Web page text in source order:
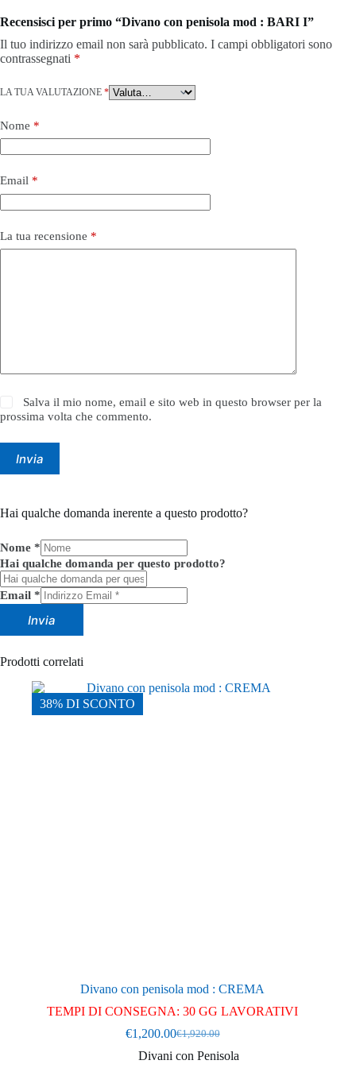
Recensisci per primo “Divano con penisola mod : BARI I”
Il tuo indirizzo email non sarà pubblicato. I campi obbligatori sono
contrassegnati *
LA TUA VALUTAZIONE *
Nome *
Email *
La tua recensione *
Salva il mio nome, email e sito web in questo browser per la
prossima volta che commento.
Invia
Hai qualche domanda inerente a questo prodotto?
Nome *
Hai qualche domanda per questo prodotto?
Email *
Invia
Prodotti correlati
38% DI SCONTO
Divano con penisola mod : CREMA
TEMPI DI CONSEGNA: 30 GG LAVORATIVI
€1,920.00
Il
prezzo
€1,200.00Il
prezzo
Divani con Penisola